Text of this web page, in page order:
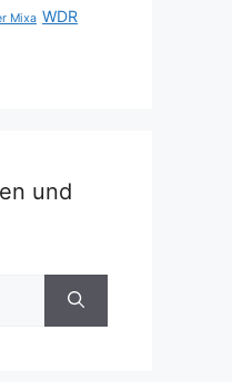
Mixa WDR
und